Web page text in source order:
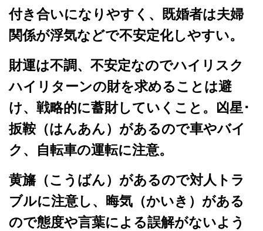
付き合いになりやすく、既婚者は夫婦
関係が浮気などで不安定化しやすい。
財運は不調、不安定なのでハイリスク
ハイリターンの財を求めることは避
け、戦略的に蓄財していくこと。凶星･
扳鞍（はんあん）があるので車やバイ
ク、自転車の運転に注意。
黄旛（こうばん）があるので対人トラ
ブルに注意し、晦気（かいき）がある
ので態度や言葉による誤解がないよう